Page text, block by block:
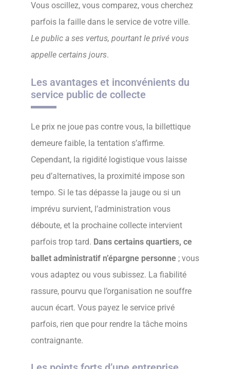
Vous oscillez, vous comparez, vous cherchez
parfois la faille dans le service de votre ville.
Le public a ses vertus, pourtant le privé vous
appelle certains jours.
Les avantages et inconvénients du
service public de collecte
Le prix ne joue pas contre vous, la billettique
demeure faible, la tentation s’affirme.
Cependant, la rigidité logistique vous laisse
peu d’alternatives, la proximité impose son
tempo. Si le tas dépasse la jauge ou si un
imprévu survient, l’administration vous
déboute, et la prochaine collecte intervient
parfois trop tard. Dans certains quartiers, ce
ballet administratif n’épargne personne ; vous
vous adaptez ou vous subissez. La fiabilité
rassure, pourvu que l’organisation ne souffre
aucun écart. Vous payez le service privé
parfois, rien que pour rendre la tâche moins
contraignante.